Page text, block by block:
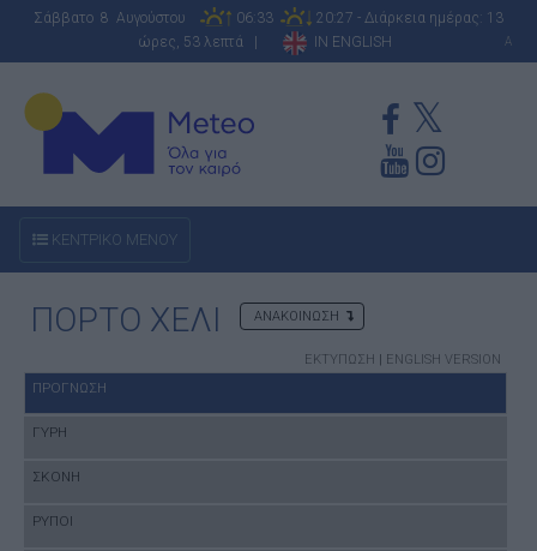
Σάββατο 8 Αυγούστου 06:33
20:27 - Διάρκεια ημέρας: 13
ώρες, 53 λεπτά |
IN ENGLISH A
ΚΕΝΤΡΙΚΟ ΜΕΝΟΥ
ΠΟΡΤΟ ΧΕΛΙ ΑΝΑΚΟΙΝΩΣΗ
ΕΚΤΥΠΩΣΗ | ENGLISH VERSION
ΠΡΟΓΝΩΣΗ
ΓΥΡΗ
ΣΚΟΝΗ
ΡΥΠΟΙ